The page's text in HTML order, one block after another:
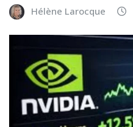
Hélène Larocque